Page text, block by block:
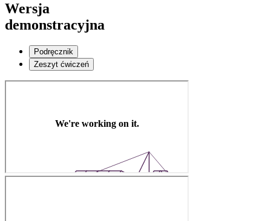
Wersja
demonstracyjna
Podręcznik
Zeszyt ćwiczeń